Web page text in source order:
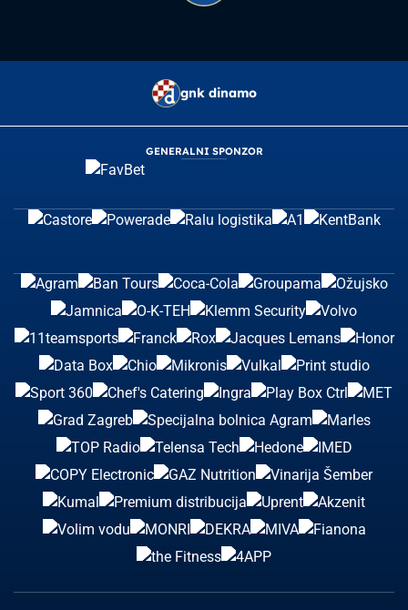
gnk dinamo
GENERALNI SPONZOR